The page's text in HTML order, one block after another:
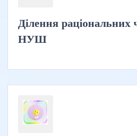
Ділення раціональних
НУШ